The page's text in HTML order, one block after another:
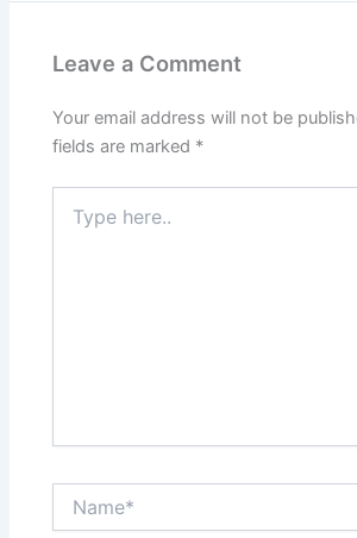
Leave a Comment
Your email address will not be
fields are marked *
here..